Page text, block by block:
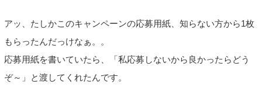
アッ、たしかこのキャンペーンの応募用紙、知らない方から1枚
もらったんだっけなぁ。。
応募用紙を書いていたら、「私応募しないから良かったらどう
ぞ～」と渡してくれたんです。